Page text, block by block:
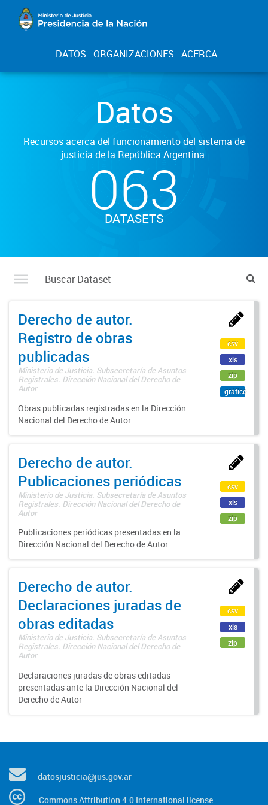
DATOS ORGANIZACIONES ACERCA
Datos
Recursos acerca del funcionamiento del sistema de
justicia de la República Argentina.
063
DATASETS
Derecho de autor.
Registro de obras
publicadas
Ministerio de Justicia. Subsecretaría de Asuntos
Registrales. Dirección Nacional del Derecho de
Autor
Obras publicadas registradas en la Dirección
Nacional del Derecho de Autor.
csv
xls
zip
gráfico
Derecho de autor.
Publicaciones periódicas
Ministerio de Justicia. Subsecretaría de Asuntos
Registrales. Dirección Nacional del Derecho de
Autor
Publicaciones periódicas presentadas en la
Dirección Nacional del Derecho de Autor.
csv
xls
zip
Derecho de autor.
Declaraciones juradas de
obras editadas
Ministerio de Justicia. Subsecretaría de Asuntos
Registrales. Dirección Nacional del Derecho de
Autor
Declaraciones juradas de obras editadas
presentadas ante la Dirección Nacional del
Derecho de Autor
csv
xls
zip
datosjusticia@jus.gov.ar
Commons Attribution 4.0 International license